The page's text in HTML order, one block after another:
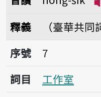
釋義
（臺華共同
序號7工作室
序號
7
詞目
工作室